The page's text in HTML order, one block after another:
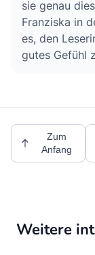
sie genau
Franziska in
es, den
gutes Gefühl
Zum
Anfang
Weitere